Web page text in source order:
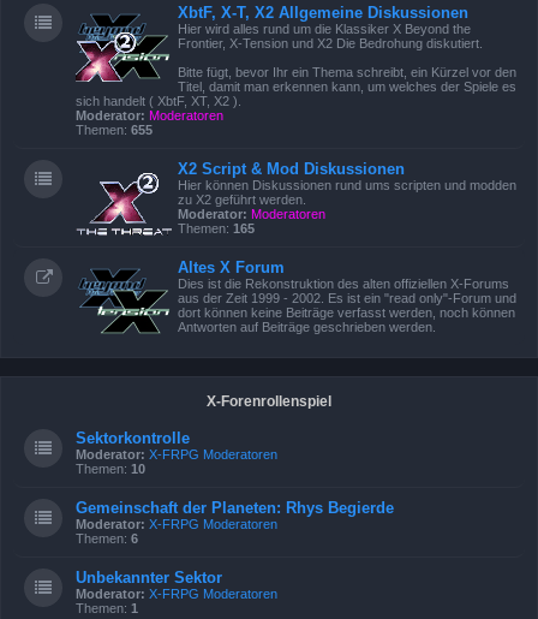
XbtF, X-T, X2 Allgemeine Diskussionen
Hier wird alles rund um die Klassiker X Beyond the
Frontier, X-Tension und X2 Die Bedrohung diskutiert.
Bitte fügt, bevor Ihr ein Thema schreibt, ein Kürzel vor den
Titel, damit man erkennen kann, um welches der Spiele es
sich handelt ( XbtF, XT, X2 ).
Moderator: Moderatoren
Themen: 655
X2 Script & Mod Diskussionen
Hier können Diskussionen rund ums scripten und modden
zu X2 geführt werden.
Moderator: Moderatoren
Themen: 165
Altes X Forum
Dies ist die Rekonstruktion des alten offiziellen X-Forums
aus der Zeit 1999 - 2002. Es ist ein "read only"-Forum und
dort können keine Beiträge verfasst werden, noch können
Antworten auf Beiträge geschrieben werden.
X-Forenrollenspiel
Sektorkontrolle
Moderator: X-FRPG Moderatoren
Themen: 10
Gemeinschaft der Planeten: Rhys Begierde
Moderator: X-FRPG Moderatoren
Themen: 6
Unbekannter Sektor
Moderator: X-FRPG Moderatoren
Themen: 1